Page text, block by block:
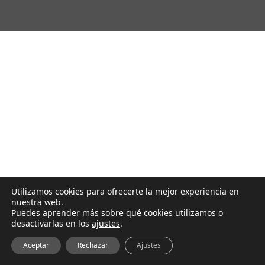
Utilizamos cookies para ofrecerte la mejor experiencia en
nuestra web.
Puedes aprender más sobre qué cookies utilizamos o
desactivarlas en los ajustes.
Aceptar Rechazar Ajustes